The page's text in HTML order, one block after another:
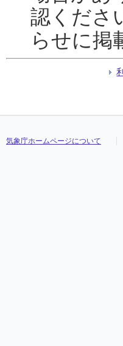
認くださ
らせに掲
気象庁ホームページについて